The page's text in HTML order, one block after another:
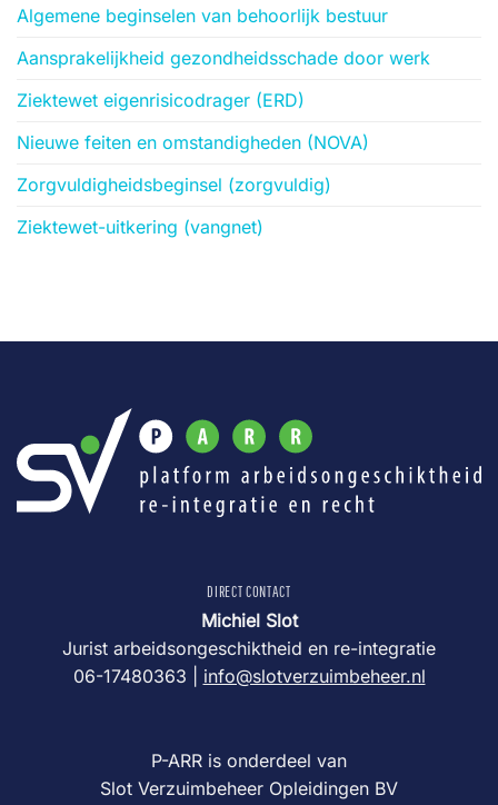
Algemene beginselen van behoorlijk bestuur
Aansprakelijkheid gezondheidsschade door werk
Ziektewet eigenrisicodrager (ERD)
Nieuwe feiten en omstandigheden (NOVA)
Zorgvuldigheidsbeginsel (zorgvuldig)
Ziektewet-uitkering (vangnet)
DIRECT CONTACT
Michiel Slot
Jurist arbeidsongeschiktheid en re-integratie
06-17480363 | info@slotverzuimbeheer.nl
P-ARR is onderdeel van
Slot Verzuimbeheer Opleidingen BV